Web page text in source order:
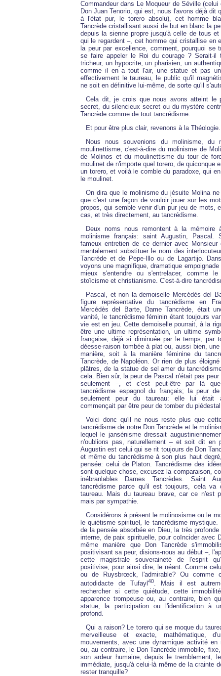
Commandeur dans Le Moqueur de Séville (celui
Don Juan Tenorio, qui est, nous l'avons déjà dit
à l'état pur, le torero absolu), cet homme
Tancrède cristallisant aussi de but en blanc la
depuis la sienne propre jusqu'à celle de tous
qui le regardent –, cet homme qui cristallise en
la peur par excellence, comment, pourquoi se
se faire appeler le Roi du courage ? Serait-il
tricheur, un hypocrite, un pharisien, un
comme il en a tout l'air, une statue et pas un
effectivement le taureau, le public qu'il
ne soit en définitive lui-même, de sorte qu'il
Cela dit, je crois que nous avons atteint le
secret, du silencieux secret ou du mystère
Tancrède comme de tout tancrédisme.
Et pour être plus clair, revenons à la Théologie.
Nous nous souvenions du molinisme, du
moulinettisme, c'est-à-dire du molinisme de
de Molinos et du moulinettisme du tour de
moulinet de n'importe quel torero, de quiconque
un torero, et voilà le comble du paradoxe, qui
le moulinet.
On dira que le molinisme du jésuite Molina
que c'est une façon de vouloir jouer sur les
propos, qui semble venir d'un pur jeu de mots,
cas, et très directement, au tancrédisme.
Deux noms nous remontent à la mémoire
molinisme français: saint Augustin, Pascal.
fameux entretien de ce dernier avec
mentalement substituer le nom des
Tancrède et de Pepe-Illo ou de Lagartijo.
voyons une magnifique, dramatique
mieux s'entendre ou s'entrelacer, comme
stoïcisme et christianisme. C'est-à-dire
Pascal, et non la demoiselle Mercédès del
figure représentative du tancrédisme en
Mercédès del Barte, Dame Tancrède, était
vanité, le tancrédisme féminin étant toujours
vie est en jeu. Cette demoiselle pourrait, à la
être une ultime représentation, un ultime
française, déjà si diminuée par le temps, par
déesse-raison tombée à plat ou, aussi bien,
manière, soit à la manière féminine du
Tancrède, de Napoléon. Or rien de plus
plâtres, de la statue de sel amer du
cela. Bien sûr, la peur de Pascal n'était pas
seulement –, et c'est peut-être par là
tancrédisme espagnol du français; la peur
seulement peur du taureau: elle lui était
commençait par être peur de tomber du
Voici donc qu'il ne nous reste plus que
tancrédisme de notre Don Tancrède et le
lequel le jansénisme dressait
n'oublions pas, naturellement – et soit dit en
Augustin est celui qui se rit toujours de Don
et même du tancrédisme à son plus haut
pensée: celui de Platon. Tancrédisme des
sont quelque chose, excusez la comparaison,
inébranlables Dames Tancrèdes. Saint
tancrédisme parce qu'il est toujours, cela
taureau. Mais du taureau brave, car ce n'est
mais par sympathie.
Considérons à présent le molinosisme ou le
le quiétisme spirituel, le tancrédisme mystique.
de la pensée absorbée en Dieu, la très
interne, de paix spirituelle, pour coïncider avec
même manière que Don Tancrède
positivisant sa peur, disions-nous au début –,
cette magistrale souveraineté de l'esprit
positivise, pour ainsi dire, le néant. Comme
ou de Ruysbrœck, l'admirable? Ou comme
autodidacte de Tufayl 40. Mais il est
rechercher si cette quiétude, cette
apparence trompeuse ou, au contraire, bien
statue, la participation ou l'identification à
profond.
Qui a raison? Le torero qui se moque du
merveilleuse et exacte, mathématique,
mouvements, avec une dynamique activité en
ou, au contraire, le Don Tancrède immobile,
son ardeur humaine, depuis le tremblement,
immédiate, jusqu'à celui-là même de la crainte
rester tranquille?